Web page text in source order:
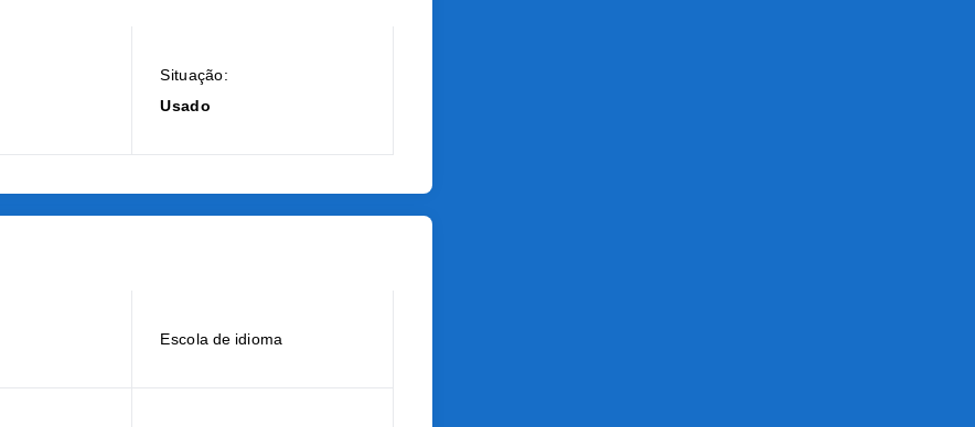
Situação:
Usado
Escola de idioma